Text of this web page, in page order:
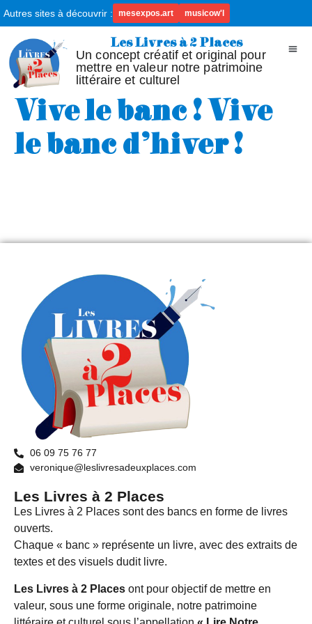
Autres sites à découvrir : mesexpos.art musicow'l
Les Livres à 2 Places
Un concept créatif et original pour
mettre en valeur notre patrimoine
littéraire et culturel
Vive le banc ! Vive
le banc d’hiver !
06 09 75 76 77
veronique@leslivresadeuxplaces.com
Les Livres à 2 Places
Les Livres à 2 Places sont des bancs en forme de livres
ouverts.
Chaque « banc » représente un livre, avec des extraits de
textes et des visuels dudit livre.
Les Livres à 2 Places ont pour objectif de mettre en
valeur, sous une forme originale, notre patrimoine